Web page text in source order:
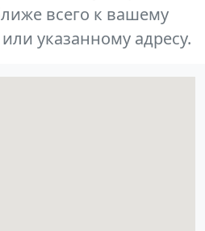
всего к вашему
указанному адресу.